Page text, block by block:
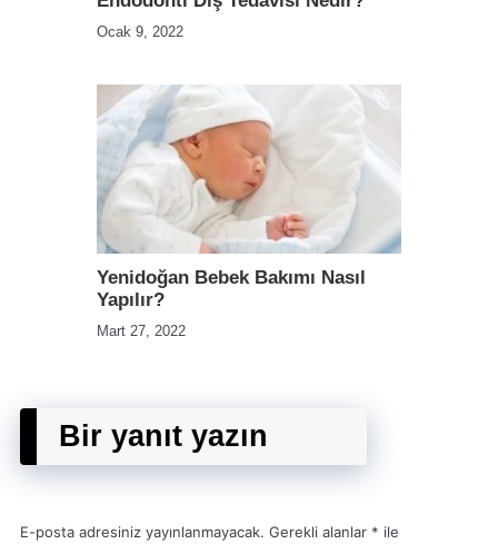
Ocak 9, 2022
Yenidoğan Bebek Bakımı Nasıl
Yapılır?
Mart 27, 2022
Bir yanıt yazın
E-posta adresiniz yayınlanmayacak. Gerekli alanlar * ile